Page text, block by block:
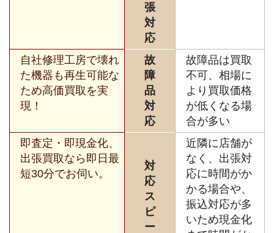
張
対
応
自社修理工房で壊れ
た機器も再生可能な
ため高価買取を実
現！
故
障
品
対
応
故障品は買取
不可、相場に
より買取価格
が低くなる場
合が多い
即査定・即現金化、
出張買取なら即日最
短30分でお伺い。
対
応
ス
ピ
ー
近隣に店舗が
なく、出張対
応に時間がか
かる場合や、
振込対応が多
いため現金化